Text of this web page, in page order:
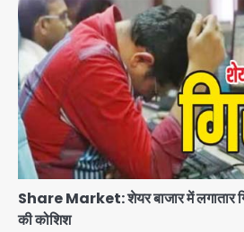
Share Market: शेयर बाजार में लगातार
की कोशिश